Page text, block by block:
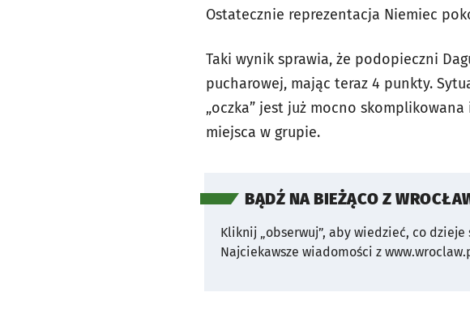
Ostatecznie reprezentacja Niemiec
Taki wynik sprawia, że podopieczni
pucharowej, mając teraz 4 punkty.
„oczka” jest już mocno
miejsca w grupie.
BĄDŹ NA BIEŻĄCO Z
Kliknij „obserwuj”, aby wiedzieć, co dzieje
Najciekawsze wiadomości z